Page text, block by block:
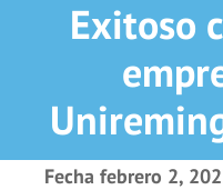
Exitoso
Fecha febrero 2,